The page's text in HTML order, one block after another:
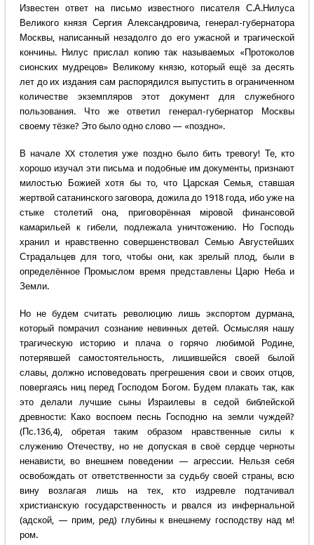
Известен ответ на письмо известного писателя С.А.Нилуса
Великого князя Сергия Александровича, генерал-губернатора
Москвы, написанный незадолго до его ужасной и трагической
кончины. Нилус прислал копию так называемых «Протоколов
сионских мудрецов» Великому князю, который ещё за десять
лет до их издания сам распорядился выпустить в ограниченном
количестве экземпляров этот документ для служебного
пользования. Что же ответил генерал-губернатор Москвы
своему тёзке? Это было одно слово — «поздно».
В начале XX столетия уже поздно было бить тревогу! Те, кто
хорошо изучал эти письма и подобные им документы, признают
милостью Божией хотя бы то, что Царская Семья, ставшая
жертвой сатанинского заговора, дожила до 1918 года, ибо уже на
стыке столетий она, приговорённая мiровой финансовой
камарильей к гибели, подлежала уничтожению. Но Господь
хранил и нравственно совершенствовал Семью Августейших
Страдальцев для того, чтобы они, как зрелый плод, были в
определённое Промыслом время представлены Царю Неба и
Земли.
Но не будем считать революцию лишь экспортом дурмана,
который помрачил сознание невинных детей. Осмысляя нашу
трагическую историю и плача о горячо любимой Родине,
потерявшей самостоятельность, лишившейся своей былой
славы, должно исповедовать прегрешения свои и своих отцов,
повергаясь ниц перед Господом Богом. Будем плакать так, как
это делали лучшие сыны Израилевы в седой библейской
древности: Како воспоем песнь Господню на земли чуждей?
(Пс.136,4), обретая таким образом нравственные силы к
служению Отечеству, но не допуская в своё сердце черноты
ненависти, во внешнем поведении — агрессии. Нельзя себя
освобождать от ответственности за судьбу своей страны, всю
вину возлагая лишь на тех, кто издревле подтачивал
христианскую государственность и рвался из инфернальной
(адской, — прим, ред) глубины к внешнему господству над м!
ром.